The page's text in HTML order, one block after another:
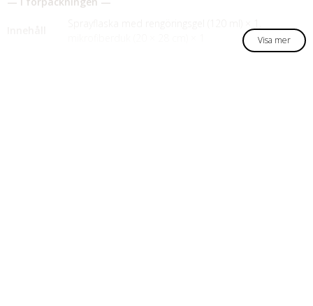
Visa mer